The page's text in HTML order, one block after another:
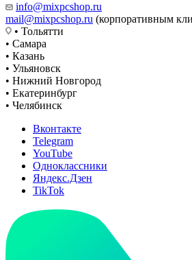
info@mixpcshop.ru
mail@mixpcshop.ru (корпоративным
• Тольятти
• Самара
• Казань
• Ульяновск
• Нижний Новгород
• Екатеринбург
• Челябинск
Вконтакте
Telegram
YouTube
Одноклассники
Яндекс.Дзен
TikTok